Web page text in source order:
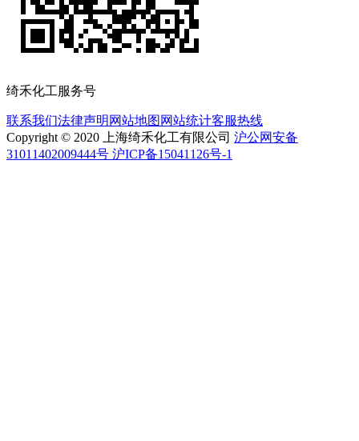
绮禾化工服务号
联系我们法律声明 网站地图 网站统计客服热线
Copyright © 2020 上海绮禾化工有限公司 沪公网安备
31011402009444号 沪ICP备15041126号-1